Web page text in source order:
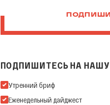
ПОДПИШИТЕСЬ НА НАШУ
Подпишитесь на нашу Email-
Утренний бриф
Еженедельный дайджест